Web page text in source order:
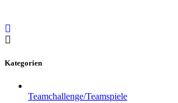
Kategorien
Teamchallenge/Teamspiele